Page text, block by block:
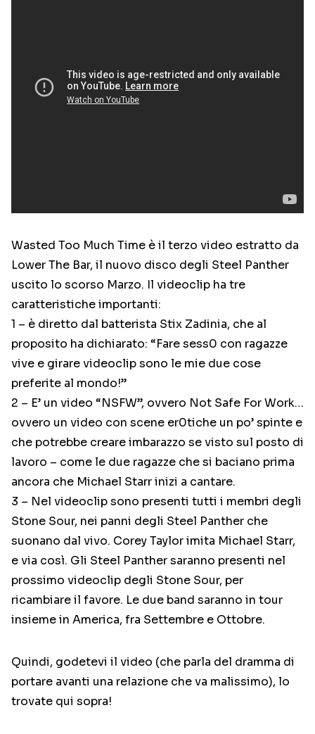
Wasted Too Much Time è il terzo video estratto da
Lower The Bar, il nuovo disco degli Steel Panther
uscito lo scorso Marzo. Il videoclip ha tre
caratteristiche importanti:
1 – è diretto dal batterista Stix Zadinia, che al
proposito ha dichiarato: “Fare sess0 con ragazze
vive e girare videoclip sono le mie due cose
preferite al mondo!”
2 – E’ un video “NSFW”, ovvero Not Safe For Work…
ovvero un video con scene er0tiche un po’ spinte e
che potrebbe creare imbarazzo se visto sul posto di
lavoro – come le due ragazze che si baciano prima
ancora che Michael Starr inizi a cantare.
3 – Nel videoclip sono presenti tutti i membri degli
Stone Sour, nei panni degli Steel Panther che
suonano dal vivo. Corey Taylor imita Michael Starr,
e via così. Gli Steel Panther saranno presenti nel
prossimo videoclip degli Stone Sour, per
ricambiare il favore. Le due band saranno in tour
insieme in America, fra Settembre e Ottobre.
Quindi, godetevi il video (che parla del dramma di
portare avanti una relazione che va malissimo), lo
trovate qui sopra!